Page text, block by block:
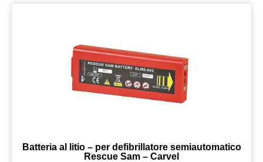
Batteria al litio – per defibrillatore semiautomatico
Rescue Sam – Carvel